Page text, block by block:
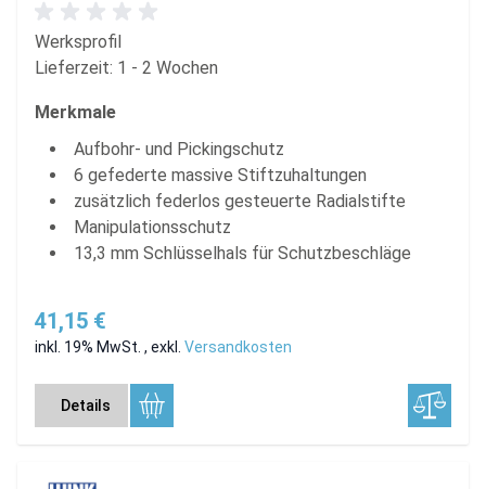
Werksprofil
Lieferzeit: 1 - 2 Wochen
Merkmale
Aufbohr- und Pickingschutz
6 gefederte massive Stiftzuhaltungen
zusätzlich federlos gesteuerte Radialstifte
Manipulationsschutz
13,3 mm Schlüsselhals für Schutzbeschläge
41,15 €
inkl. 19% MwSt. , exkl. Versandkosten
Details